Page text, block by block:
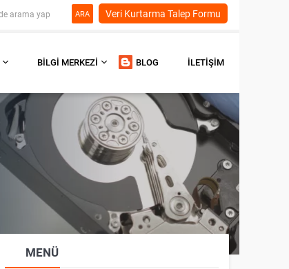
Veri Kurtarma Talep Formu
ARA
BILGI MERKEZI BLOG İLETIŞIM
MENÜ